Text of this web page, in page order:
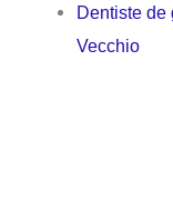
Dentiste de
Vecchio